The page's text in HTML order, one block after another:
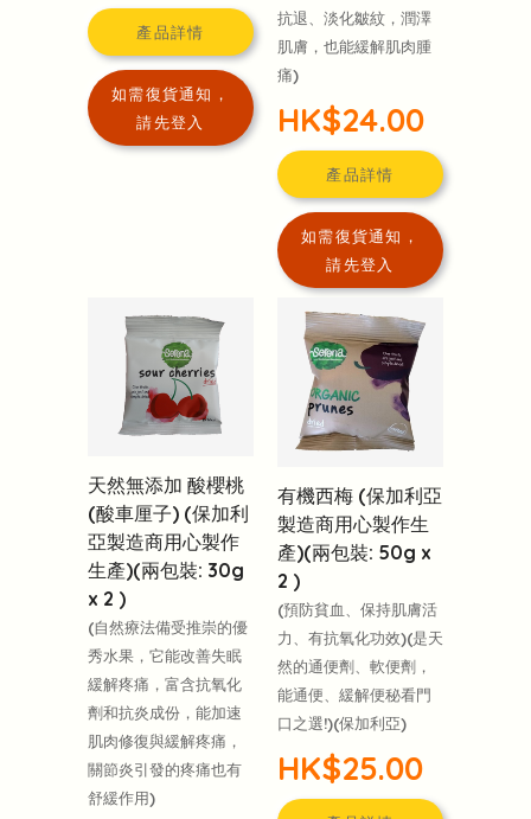
產品詳情
如需復貨通知，
請先登入
抗退、淡化皺紋，潤澤
肌膚，也能緩解肌肉腫
痛)
HK$24.00
產品詳情
如需復貨通知，
請先登入
天然無添加 酸櫻桃
(酸車厘子) (保加利
亞製造商用心製作
生產)(兩包裝: 30g
x 2 )
(自然療法備受推崇的優
秀水果，它能改善失眠
緩解疼痛，富含抗氧化
劑和抗炎成份，能加速
肌肉修復與緩解疼痛，
關節炎引發的疼痛也有
舒緩作用)
有機西梅 (保加利亞
製造商用心製作生
產)(兩包裝: 50g x
2 )
(預防貧血、保持肌膚活
力、有抗氧化功效)(是天
然的通便劑、軟便劑，
能通便、緩解便秘看門
口之選!)(保加利亞)
HK$25.00